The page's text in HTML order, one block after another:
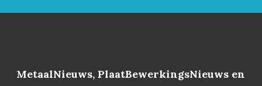
MetaalNieuws, PlaatBewerkingsNieuws en